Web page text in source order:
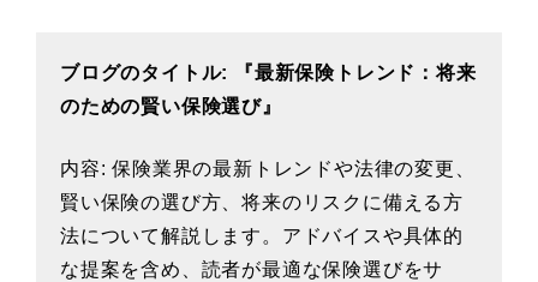
ブログのタイトル: 『最新保険トレンド：将来
のための賢い保険選び』
内容: 保険業界の最新トレンドや法律の変更、
賢い保険の選び方、将来のリスクに備える方
法について解説します。アドバイスや具体的
な提案を含め、読者が最適な保険選びをサ